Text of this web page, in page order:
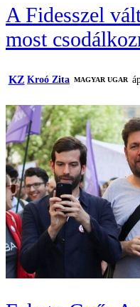
A Fidesszel
most
KZ Kroó Zita MAGYAR UGAR